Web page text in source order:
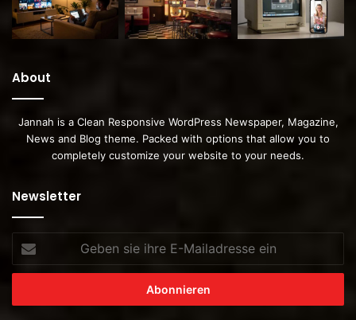
About
Jannah is a Clean Responsive WordPress Newspaper, Magazine,
News and Blog theme. Packed with options that allow you to
completely customize your website to your needs.
Newsletter
sie
ihre
Mailadresse